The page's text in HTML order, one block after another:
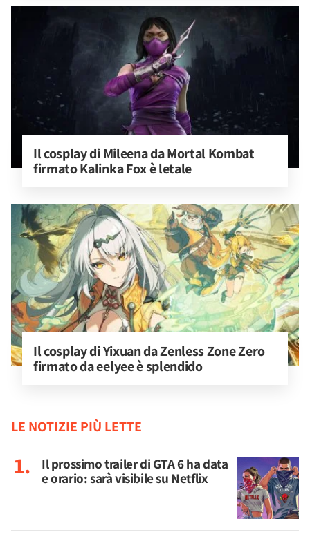
Il cosplay di Mileena da Mortal Kombat
firmato Kalinka Fox è letale
Il cosplay di Yixuan da Zenless Zone Zero
firmato da eelyee è splendido
LE NOTIZIE PIÙ LETTE
Il prossimo trailer di GTA 6 ha data
e orario: sarà visibile su Netflix